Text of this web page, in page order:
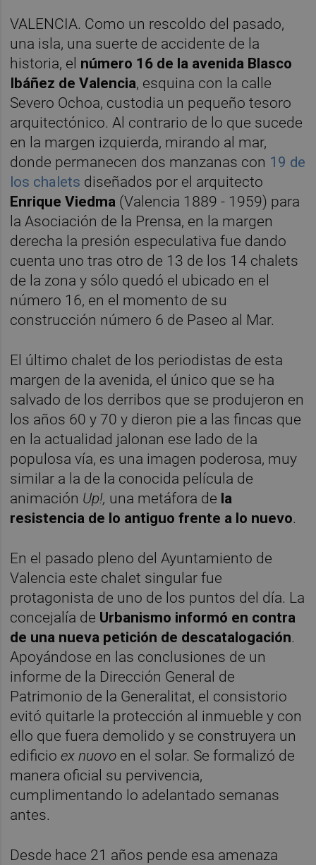
VALENCIA. Como un rescoldo del pasado,
una isla, una suerte de accidente de la
historia, el número 16 de la avenida Blasco
Ibáñez de Valencia, esquina con la calle
Severo Ochoa, custodia un pequeño tesoro
arquitectónico. Al contrario de lo que sucede
en la margen izquierda, mirando al mar,
donde permanecen dos manzanas con 19 de
los chalets diseñados por el arquitecto
Enrique Viedma (Valencia 1889 - 1959) para
la Asociación de la Prensa, en la margen
derecha la presión especulativa fue dando
cuenta uno tras otro de 13 de los 14 chalets
de la zona y sólo quedó el ubicado en el
número 16, en el momento de su
construcción número 6 de Paseo al Mar.
El último chalet de los periodistas de esta
margen de la avenida, el único que se ha
salvado de los derribos que se produjeron en
los años 60 y 70 y dieron pie a las fincas que
en la actualidad jalonan ese lado de la
populosa vía, es una imagen poderosa, muy
similar a la de la conocida película de
animación Up!, una metáfora de la
resistencia de lo antiguo frente a lo nuevo.
En el pasado pleno del Ayuntamiento de
Valencia este chalet singular fue
protagonista de uno de los puntos del día. La
concejalía de Urbanismo informó en contra
de una nueva petición de descatalogación.
Apoyándose en las conclusiones de un
informe de la Dirección General de
Patrimonio de la Generalitat, el consistorio
evitó quitarle la protección al inmueble y con
ello que fuera demolido y se construyera un
edificioex nuovo en el solar. Se formalizó de
manera oficial su pervivencia,
cumplimentando lo adelantado semanas
antes.
Desde hace 21 años pende esa amenaza